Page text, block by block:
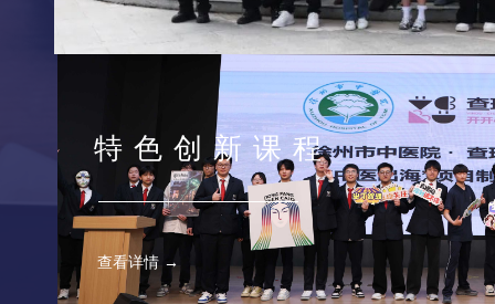
特色创新课程
查看详情 →